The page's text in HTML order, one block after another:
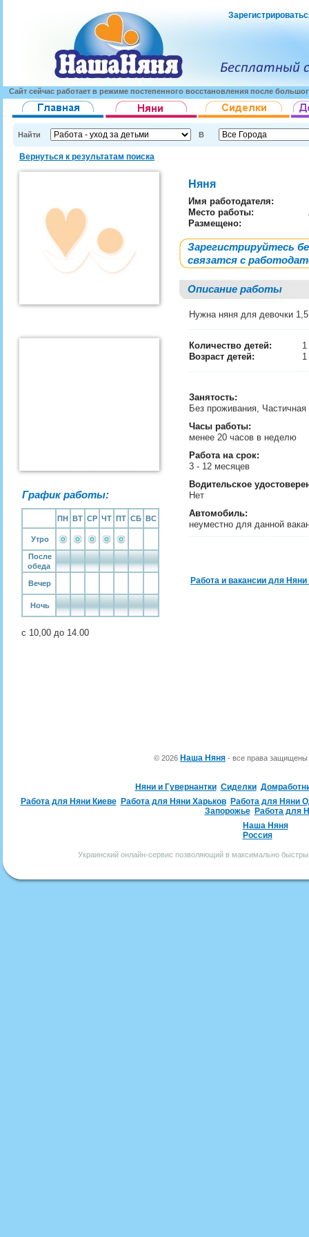
Сайт сейчас работает в режиме постепенного восстановления после
Найти В
Вернуться к результатам поиска
График работы:
ПН ВТ СР ЧТ ПТ СБ ВС
Утро
После
обеда
Вечер
Ночь
с 10,00 до 14.00
Няня
Имя работодателя:
Место работы:
Размещено:
Зарегистрируйтесь
связатся с
Описание работы
Нужна няня для девочки
Количество детей:
1
Возраст детей:
Занятость:
Без проживания, Частичная
Часы работы:
менее 20 часов в неделю
Работа на срок:
3 - 12 месяцев
Водительское
Нет
Автомобиль:
неуместно для данной
Работа и вакансии для
© 2026 Наша Няня - все права
Няни и Гувернантки Сиделки
Работа для Няни Киеве
Работа для Няни Харьков
Работа для Няни
Запорожье
Работа для
Наша Няня
Россия
Украинский онлайн-сервис позволяющий в максимально